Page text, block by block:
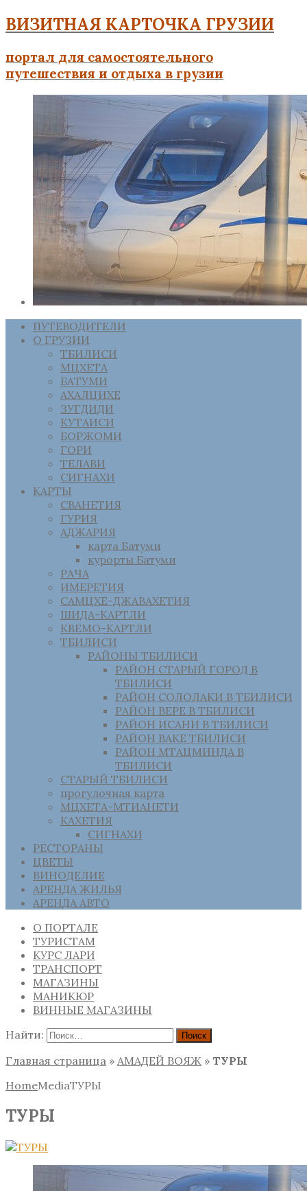
ВИЗИТНАЯ КАРТОЧКА ГРУЗИИ
портал для самостоятельного
путешествия и отдыха в грузии
ПУТЕВОДИТЕЛИ
О ГРУЗИИ
ТБИЛИСИ
МЦХЕТА
БАТУМИ
АХАЛЦИХЕ
ЗУГДИДИ
КУТАИСИ
БОРЖОМИ
ГОРИ
ТЕЛАВИ
СИГНАХИ
КАРТЫ
СВАНЕТИЯ
ГУРИЯ
АДЖАРИЯ
карта Батуми
курорты Батуми
РАЧА
ИМЕРЕТИЯ
САМЦХЕ-ДЖАВАХЕТИЯ
ШИДА-КАРТЛИ
КВЕМО-КАРТЛИ
ТБИЛИСИ
РАЙОНЫ ТБИЛИСИ
РАЙОН СТАРЫЙ ГОРОД В
ТБИЛИСИ
РАЙОН СОЛОЛАКИ В ТБИЛИСИ
РАЙОН ВЕРЕ В ТБИЛИСИ
РАЙОН ИСАНИ В ТБИЛИСИ
РАЙОН ВАКЕ ТБИЛИСИ
РАЙОН МТАЦМИНДА В
ТБИЛИСИ
СТАРЫЙ ТБИЛИСИ
прогулочная карта
МЦХЕТА-МТИАНЕТИ
КАХЕТИЯ
СИГНАХИ
РЕСТОРАНЫ
ЦВЕТЫ
ВИНОДЕЛИЕ
АРЕНДА ЖИЛЬЯ
АРЕНДА АВТО
О ПОРТАЛЕ
ТУРИСТАМ
КУРС ЛАРИ
ТРАНСПОРТ
МАГАЗИНЫ
МАНИКЮР
ВИННЫЕ МАГАЗИНЫ
Найти:
Главная страница » АМАДЕЙ ВОЯЖ » ТУРЫ
HomeMediaТУРЫ
ТУРЫ